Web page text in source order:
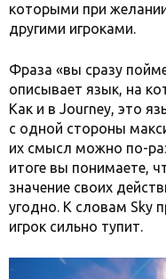
которыми при
другими игроками.
Фраза «вы сразу
описывает язык, на
Как и в Journey, это
с одной стороны
их смысл можно по-
итоге вы понимаете,
значение своих
угодно. К словам Sky
игрок сильно тупит.